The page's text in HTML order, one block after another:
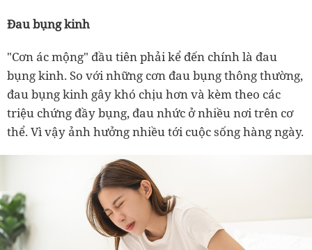
Đau bụng kinh
"Cơn ác mộng" đầu tiên phải kể đến chính là đau
bụng kinh. So với những cơn đau bụng thông thường,
đau bụng kinh gây khó chịu hơn và kèm theo các
triệu chứng đầy bụng, đau nhức ở nhiều nơi trên cơ
thể. Vì vậy ảnh hưởng nhiều tới cuộc sống hàng ngày.